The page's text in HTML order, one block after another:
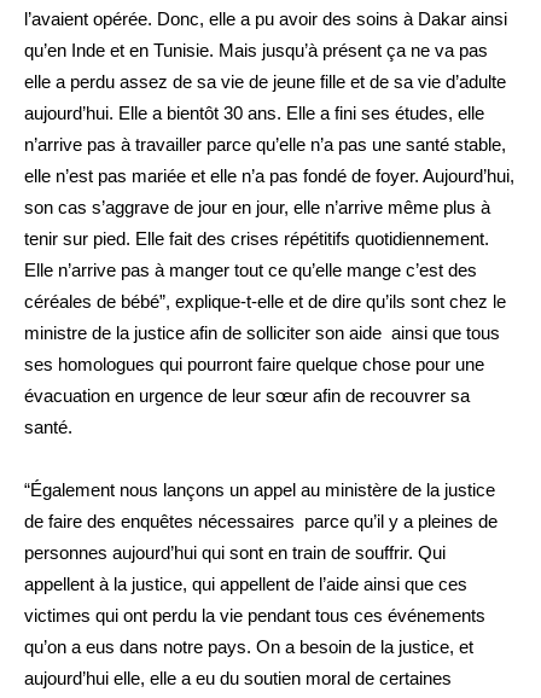
l’avaient opérée. Donc, elle a pu avoir des soins à Dakar ainsi
qu’en Inde et en Tunisie. Mais jusqu’à présent ça ne va pas
elle a perdu assez de sa vie de jeune fille et de sa vie d’adulte
aujourd’hui. Elle a bientôt 30 ans. Elle a fini ses études, elle
n’arrive pas à travailler parce qu’elle n’a pas une santé stable,
elle n’est pas mariée et elle n’a pas fondé de foyer. Aujourd’hui,
son cas s’aggrave de jour en jour, elle n’arrive même plus à
tenir sur pied. Elle fait des crises répétitifs quotidiennement.
Elle n’arrive pas à manger tout ce qu’elle mange c’est des
céréales de bébé”, explique-t-elle et de dire qu’ils sont chez le
ministre de la justice afin de solliciter son aide ainsi que tous
ses homologues qui pourront faire quelque chose pour une
évacuation en urgence de leur sœur afin de recouvrer sa
santé.
“Également nous lançons un appel au ministère de la justice
de faire des enquêtes nécessaires parce qu’il y a pleines de
personnes aujourd’hui qui sont en train de souffrir. Qui
appellent à la justice, qui appellent de l’aide ainsi que ces
victimes qui ont perdu la vie pendant tous ces événements
qu’on a eus dans notre pays. On a besoin de la justice, et
aujourd’hui elle, elle a eu du soutien moral de certaines